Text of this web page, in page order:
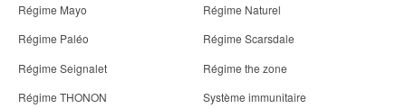
Régime Mayo
Régime Naturel
Régime Paléo
Régime Scarsdale
Régime Seignalet
Régime the zone
Régime THONON
Système immunitaire